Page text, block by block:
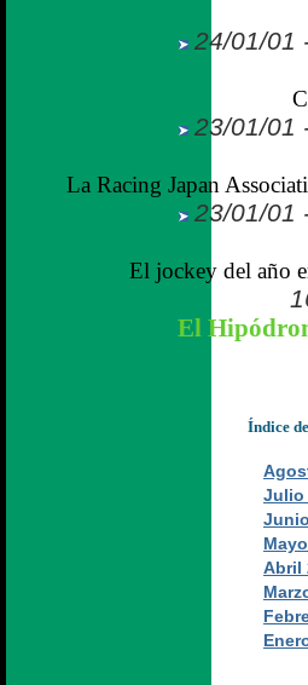
24/01/01
23/01/01
La Racing Japan
23/01/01
El jockey del año
El
Índice
Julio
Abril